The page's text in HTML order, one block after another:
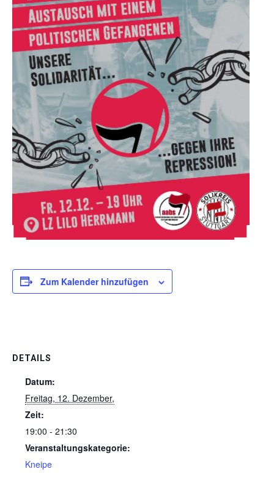
Zum Kalender hinzufügen
DETAILS
Datum:
Freitag, 12. Dezember,
Zeit:
19:00 - 21:30
Veranstaltungskategorie:
Kneipe